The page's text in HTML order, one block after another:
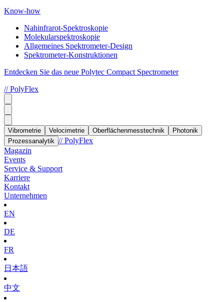
Know-how
Nahinfrarot-Spektroskopie
Molekularspektroskopie
Allgemeines Spektrometer-Design
Spektrometer-Konstruktionen
Entdecken Sie das neue Polytec Compact Spectrometer
// PolyFlex
Vibrometrie Velocimetrie Oberflächenmesstechnik
Photonik
Prozessanalytik // PolyFlex
Magazin
Events
Service & Support
Karriere
Kontakt
Unternehmen
EN
DE
FR
日本語
中文